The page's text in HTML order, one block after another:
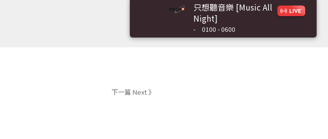
只想聽音樂 [Music All
Night]
- 0100 - 0600
下一篇 Next 》